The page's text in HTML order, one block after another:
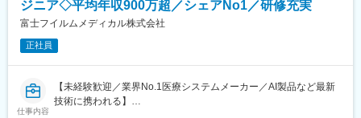
▽働き方
製品特性上、緊急の呼び出しが基本的に発生せず、手術の立ち会
い頻度も少ないため、安定的に働くことができます。年間休日も
124日、退職金制度など福利厚生も充実しており、長期的に就業
できる環境です。
■研修制度
ングなどから必要なスキルを段階的に習得できますので、MEの方
でもキャッチアップいただける環境です！
ジニア◇平均年収900万超／シェアNo1／研修充実
富士フイルムメディカル株式会社
正社員
仕事内容
【未経験歓迎／業界No.1医療システムメーカー／AI製品など最新
技術に携われる】